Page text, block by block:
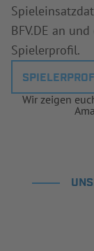
BFV.DE an
Spielerprofil.
Wir zeigen